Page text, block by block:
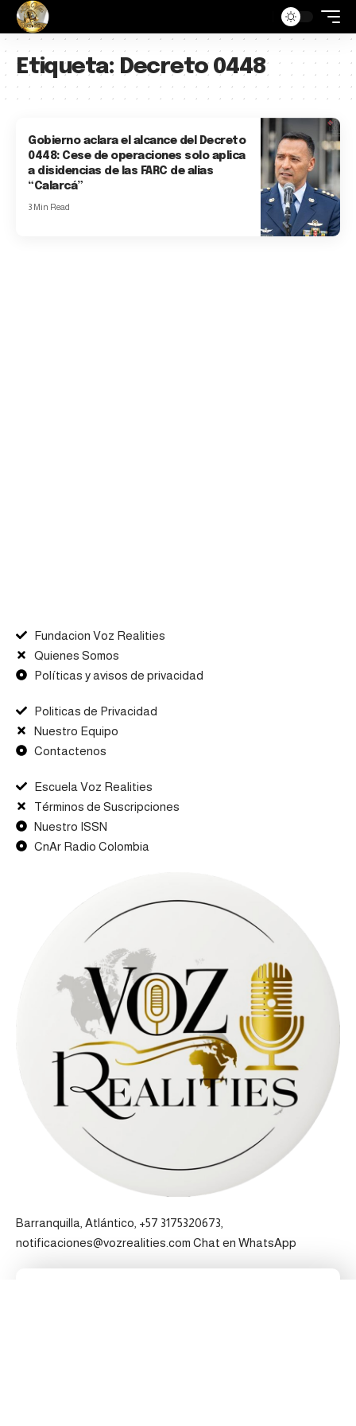
Etiqueta: Decreto 0448
Gobierno aclara el alcance del Decreto
0448: Cese de operaciones solo aplica
a disidencias de las FARC de alias
“Calarcá”
3 Min Read
Fundacion Voz Realities
Quienes Somos
Políticas y avisos de privacidad
Politicas de Privacidad
Nuestro Equipo
Contactenos
Escuela Voz Realities
Términos de Suscripciones
Nuestro ISSN
CnAr Radio Colombia
Barranquilla, Atlántico, +57 3175320673,
notificaciones@vozrealities.com Chat en WhatsApp